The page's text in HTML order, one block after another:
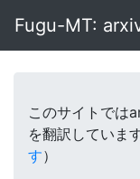
Fugu-MT:
このサイトでは
を翻訳していま
す）